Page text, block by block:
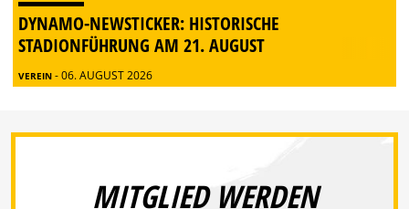
DYNAMO-NEWSTICKER: HISTORISCHE
STADIONFÜHRUNG AM 21. AUGUST
VEREIN - 06. AUGUST 2026
MITGLIED WERDEN